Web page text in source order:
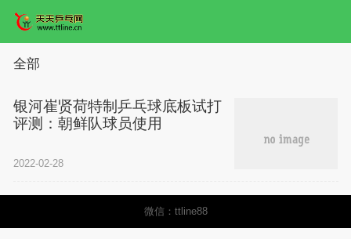
全部
银河崔贤荷特制乒乓球底板试打
评测：朝鲜队球员使用
2022-02-28
微信：ttline88